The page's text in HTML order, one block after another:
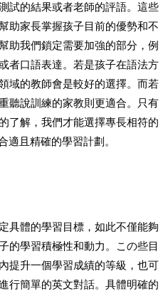
試的結果或者老師的評語。這些
助家長掌握孩子目前的優勢和不
助我們鎖定需要加強的部分，例
者口語表達。若是孩子在語法方
域的教師會是較好的選擇。而若
聽說訓練的家教則更適合。只有
了解，我們才能選擇專長相符的
適且精確的學習計劃。
具體的學習目標，如此不僅能夠
的學習積極性和動力。この些目
提升一個學習成績的等級，也可
行簡單的英文對話。具體明確的